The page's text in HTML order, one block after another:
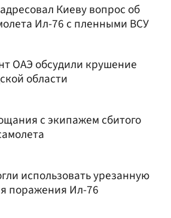
Киеву вопрос об
Ил-76 с пленными ВСУ
ОАЭ обсудили крушение
области
с экипажем сбитого
использовать урезанную
поражения Ил-76